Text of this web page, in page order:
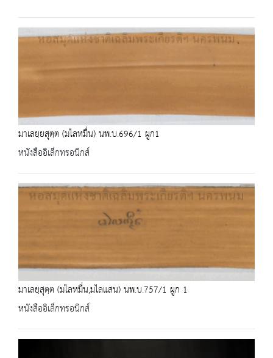
มาเลยฺยสุตฺต (มไลหมื่น) นพ.บ.696/1 ผูก1
หนังสืออิเล็กทรอนิกส์
มาเลยฺสุตฺต (มไลหมื่น,มไลแสน) นพ.บ.757/1 ผูก 1
หนังสืออิเล็กทรอนิกส์